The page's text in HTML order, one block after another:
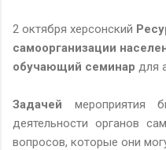
2 октября херсонский
самоорганизации
обучающий семинар для
Задачей мероприятия
деятельности органов
вопросов, которые они